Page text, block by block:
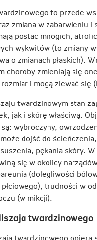
to przede
zmiana w zabarwieniu i
postać mnogich,
wykwitów (to zmiany
o zmianach płaskich).
choroby zmieniają się
i mogą zlewać się
twardzinowym stan
jak i skórę właściwą.
wybroczyny,
dojść do
pękania skóry.
się w okolicy
(dolegliwości
trudności w
(w mikcji).
twardzinowego
twardzinowego opiera